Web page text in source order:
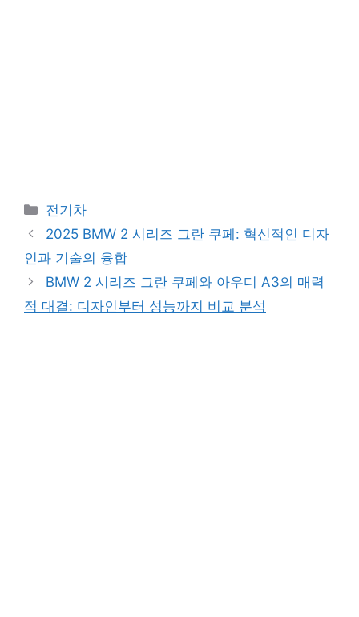
Categories
전기차
2025 BMW 2 시리즈 그란 쿠페: 혁신적인 디자
인과 기술의 융합
BMW 2 시리즈 그란 쿠페와 아우디 A3의 매력
적 대결: 디자인부터 성능까지 비교 분석